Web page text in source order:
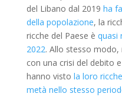
del Libano dal 2019 ha
della popolazione, la
ricche del Paese è quasi
2022. Allo stesso modo,
con una crisi del debito
hanno visto la loro
metà nello stesso